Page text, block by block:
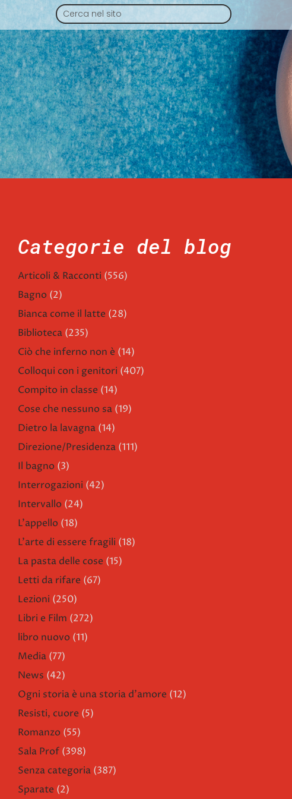
Categorie del blog
Articoli & Racconti (556)
Bagno (2)
Bianca come il latte (28)
Biblioteca (235)
Ciò che inferno non è (14)
Colloqui con i genitori (407)
Compito in classe (14)
Cose che nessuno sa (19)
Dietro la lavagna (14)
Direzione/Presidenza (111)
Il bagno (3)
Interrogazioni (42)
Intervallo (24)
L'appello (18)
L'arte di essere fragili (18)
La pasta delle cose (15)
Letti da rifare (67)
Lezioni (250)
Libri e Film (272)
libro nuovo (11)
Media (77)
News (42)
Ogni storia è una storia d'amore (12)
Resisti, cuore (5)
Romanzo (55)
Sala Prof (398)
Senza categoria (387)
Sparate (2)